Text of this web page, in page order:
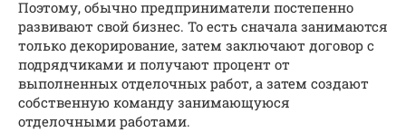
Поэтому, обычно предприниматели постепенно
развивают свой бизнес. То есть сначала занимаются
только декорирование, затем заключают договор с
подрядчиками и получают процент от
выполненных отделочных работ, а затем создают
собственную команду занимающуюся
отделочными работами.